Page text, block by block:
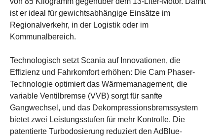
ist er ideal für gewichtsabhängige Einsätze im
Regionalverkehr, in der Logistik oder im
Kommunalbereich.
Technologisch setzt Scania auf Innovationen, die
Effizienz und Fahrkomfort erhöhen: Die Cam Phaser-
Technologie optimiert das Wärmemanagement, die
variable Ventilbremse (VVB) sorgt für sanfte
Gangwechsel, und das Dekompressionsbremssystem
bietet zwei Leistungsstufen für mehr Kontrolle. Die
patentierte Turbodosierung reduziert den AdBlue-